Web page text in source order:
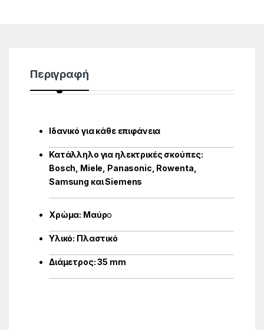
Περιγραφή
Ιδανικό για κάθε επιφάνεια
Κατάλληλο για ηλεκτρικές σκούπες:
Bosch, Miele, Panasonic, Rowenta,
Samsung και Siemens
Χρώμα: Μαύρο
Υλικό: Πλαστικό
Διάμετρος: 35 mm